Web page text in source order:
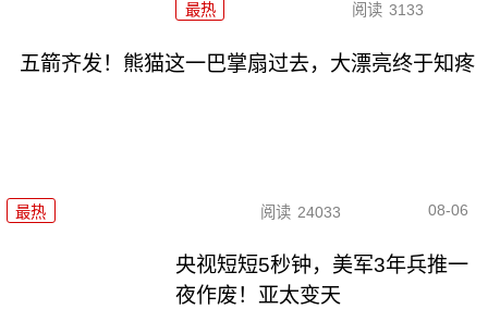
最热 阅读 3133
五箭齐发！熊猫这一巴掌扇过去，大漂亮终于知疼
最热 阅读 24033 08-06
央视短短5秒钟，美军3年兵推一
夜作废！亚太变天